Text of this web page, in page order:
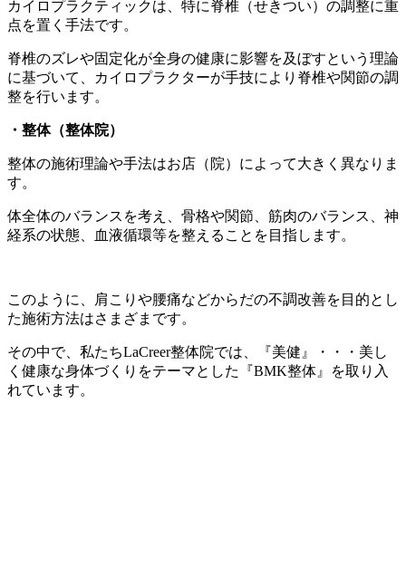
カイロプラクティックは、特に脊椎（せきつい）の調整に重
点を置く手法です。
脊椎のズレや固定化が全身の健康に影響を及ぼすという理論
に基づいて、カイロプラクターが手技により脊椎や関節の調
整を行います。
・整体（整体院）
整体の施術理論や手法はお店（院）によって大きく異なりま
す。
体全体のバランスを考え、骨格や関節、筋肉のバランス、神
経系の状態、血液循環等を整えることを目指します。
このように、肩こりや腰痛などからだの不調改善を目的とし
た施術方法はさまざまです。
その中で、私たちLaCreer整体院では、『美健』・・・美し
く健康な身体づくりをテーマとした『BMK整体』を取り入
れています。